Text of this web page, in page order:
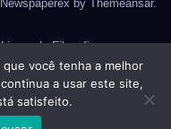
by Themeansar.
Livros de Filosofia
de Histórias
Sociais
você tenha a melhor
a usar este site,
satisfeito.